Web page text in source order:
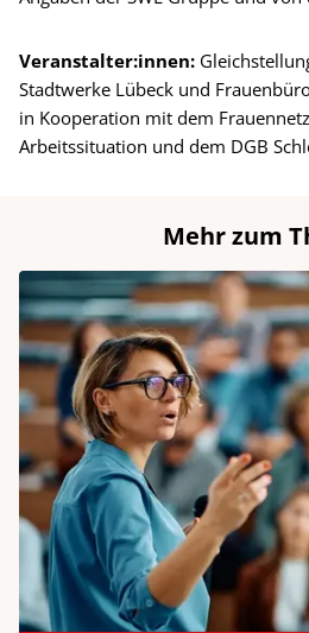
Veranstalter:innen:
Stadtwerke Lübeck und
in Kooperation mit dem
Arbeitssituation und dem DGB
Mehr zum